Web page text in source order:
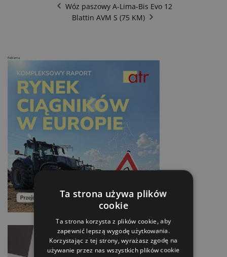
Wóz paszowy A-Lima-Bis Evo 12
Blattin AVM S (75 KM)
Reklama
Ta strona używa plików
cookie
Ta strona korzysta z plików cookie, aby
zapewnić lepszą wygodę użytkowania.
Korzystając z tej strony, wyrażasz zgodę na
używanie przez nas wszystkich plików cookie